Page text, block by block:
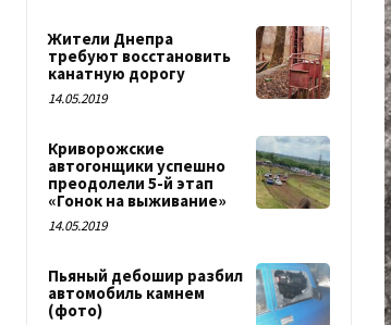
Жители Днепра
требуют восстановить
канатную дорогу
14.05.2019
Криворожские
автогонщики успешно
преодолели 5-й этап
«Гонок на выживание»
14.05.2019
Пьяный дебошир разбил
автомобиль камнем
(фото)